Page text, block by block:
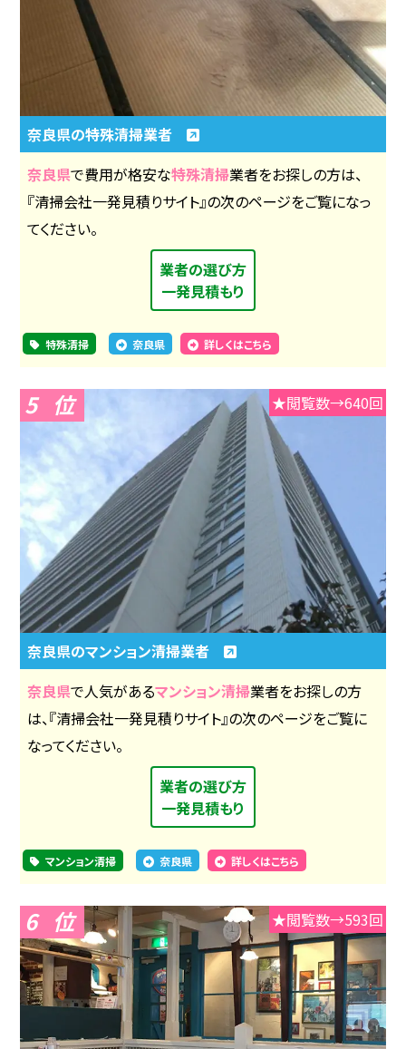
奈良県の特殊清掃業者
奈良県で費用が格安な特殊清掃業者をお探しの方は、
『清掃会社一発見積りサイト』の次のページをご覧になっ
てください。
業者の選び方
一発見積もり
特殊清掃 奈良県 詳しくはこちら
5 ★閲覧数→640回
奈良県のマンション清掃業者
奈良県で人気があるマンション清掃業者をお探しの方
は、『清掃会社一発見積りサイト』の次のページをご覧に
なってください。
業者の選び方
一発見積もり
マンション清掃 奈良県 詳しくはこちら
6 ★閲覧数→593回